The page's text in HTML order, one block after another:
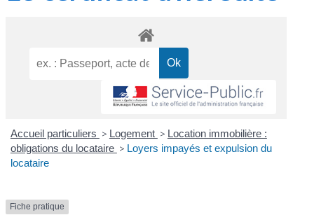
Accueil particuliers > Logement > Location immobilière :
obligations du locataire > Loyers impayés et expulsion du
locataire
Fiche pratique